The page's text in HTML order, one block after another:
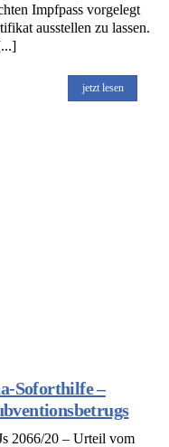
Impfpass vorgelegt
ausstellen zu lassen.
jetzt lesen
Soforthilfe –
2066/20 – Urteil vom